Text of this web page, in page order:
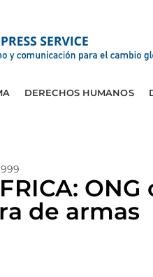
DERECHOS HUMANOS
de armas